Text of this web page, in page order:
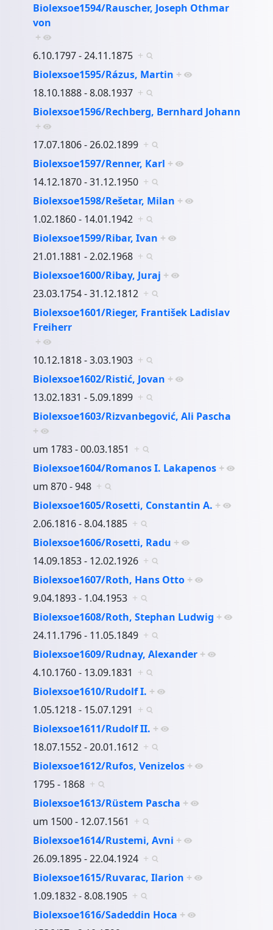
Biolexsoe1594/Rauscher, Joseph Othmar
von
+
6.10.1797 - 24.11.1875 +
Biolexsoe1595/Rázus, Martin +
18.10.1888 - 8.08.1937 +
Biolexsoe1596/Rechberg, Bernhard Johann
+
17.07.1806 - 26.02.1899 +
Biolexsoe1597/Renner, Karl +
14.12.1870 - 31.12.1950 +
Biolexsoe1598/Rešetar, Milan +
1.02.1860 - 14.01.1942 +
Biolexsoe1599/Ribar, Ivan +
21.01.1881 - 2.02.1968 +
Biolexsoe1600/Ribay, Juraj +
23.03.1754 - 31.12.1812 +
Biolexsoe1601/Rieger, František Ladislav
Freiherr
+
10.12.1818 - 3.03.1903 +
Biolexsoe1602/Ristić, Jovan +
13.02.1831 - 5.09.1899 +
Biolexsoe1603/Rizvanbegović, Ali Pascha
+
um 1783 - 00.03.1851 +
Biolexsoe1604/Romanos I. Lakapenos +
um 870 - 948 +
Biolexsoe1605/Rosetti, Constantin A. +
2.06.1816 - 8.04.1885 +
Biolexsoe1606/Rosetti, Radu +
14.09.1853 - 12.02.1926 +
Biolexsoe1607/Roth, Hans Otto +
9.04.1893 - 1.04.1953 +
Biolexsoe1608/Roth, Stephan Ludwig +
24.11.1796 - 11.05.1849 +
Biolexsoe1609/Rudnay, Alexander +
4.10.1760 - 13.09.1831 +
Biolexsoe1610/Rudolf I. +
1.05.1218 - 15.07.1291 +
Biolexsoe1611/Rudolf II. +
18.07.1552 - 20.01.1612 +
Biolexsoe1612/Rufos, Venizelos +
1795 - 1868 +
Biolexsoe1613/Rüstem Pascha +
um 1500 - 12.07.1561 +
Biolexsoe1614/Rustemi, Avni +
26.09.1895 - 22.04.1924 +
Biolexsoe1615/Ruvarac, Ilarion +
1.09.1832 - 8.08.1905 +
Biolexsoe1616/Sadeddin Hoca +